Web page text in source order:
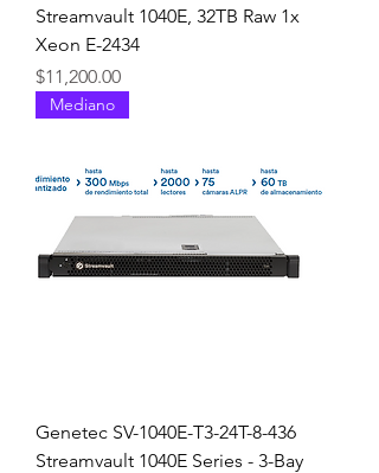
Streamvault 1040E, 32TB Raw 1x
Xeon E-2434
Precio
$11,200.00
Mediano
Genetec SV-1040E-T3-24T-8-436
Streamvault 1040E Series - 3-Bay